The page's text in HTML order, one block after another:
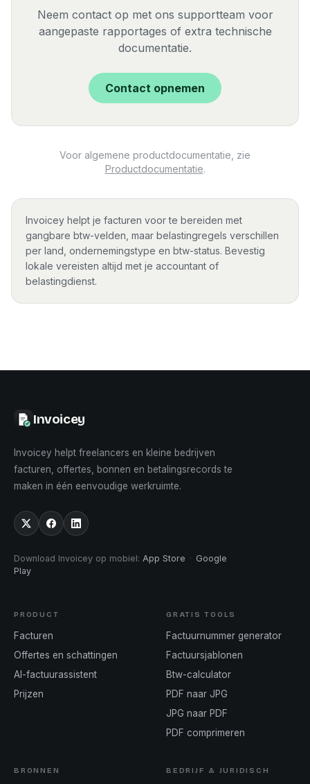
Neem contact op met ons supportteam voor
aangepaste rapportages of extra technische
documentatie.
Contact opnemen
Voor algemene productdocumentatie, zie
Productdocumentatie.
Invoicey helpt je facturen voor te bereiden met
gangbare btw-velden, maar belastingregels verschillen
per land, ondernemingstype en btw-status. Bevestig
lokale vereisten altijd met je accountant of
belastingdienst.
Invoicey
Invoicey helpt freelancers en kleine bedrijven
facturen, offertes, bonnen en betalingsrecords te
maken in één eenvoudige werkruimte.
Download Invoicey op mobiel: App Store · Google
Play
PRODUCT
Facturen
Offertes en schattingen
AI-factuurassistent
Prijzen
GRATIS TOOLS
Factuurnummer generator
Factuursjablonen
Btw-calculator
PDF naar JPG
JPG naar PDF
PDF comprimeren
BRONNEN BEDRIJF & JURIDISCH